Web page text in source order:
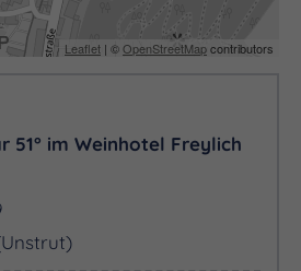
Leaflet | ©OpenStreetMapcontributors
51° im Weinhotel Freylich